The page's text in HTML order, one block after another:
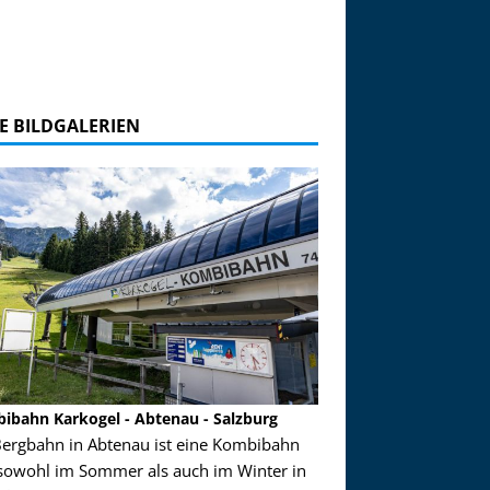
BILDGALERIEN
Karkogel - Abtenau - Salzburg
in Abtenau ist eine Kombibahn
im Sommer als auch im Winter in